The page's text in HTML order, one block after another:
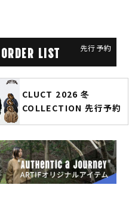
LIST 先行予約
glamb × 劇場版『チェン
ソーマン レゼ篇』第2弾
先行予約